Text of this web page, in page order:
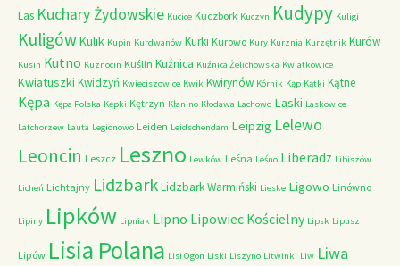
Las Kuchary Żydowskie Kucice Kuczbork Kuczyn Kudypy Kuligi
KuligówKulik Kupin Kurdwanów Kurki Kurowo Kury Kurznia Kurzętnik Kurów
Kusin Kutno Kuznocin Kuślin Kuźnica Kuźnica Żelichowska Kwiatkowice
Kwiatuszki Kwidzyń Kwieciszowice Kwik Kwirynów Kórnik Kąp Kątki Kątne
Kępa Kępa Polska Kępki Kętrzyn Kłanino Kłodawa Lachowo Laski Laskowice
Latchorzew Lauta Legionowo Leiden Leidschendam Leipzig Lelewo
Leoncin Leszcz Leszno Lewków Leśna Leśno Liberadz Libiszów
Licheń Lichtajny LidzbarkLidzbark Warmiński Lieske Ligowo Linówno
Lipiny Lipków Lipniak Lipno Lipowiec Kościelny Lipsk Lipusz
Lipów Lisia Polana Lisi Ogon Liski Liszyno Litwinki Liw Liwa